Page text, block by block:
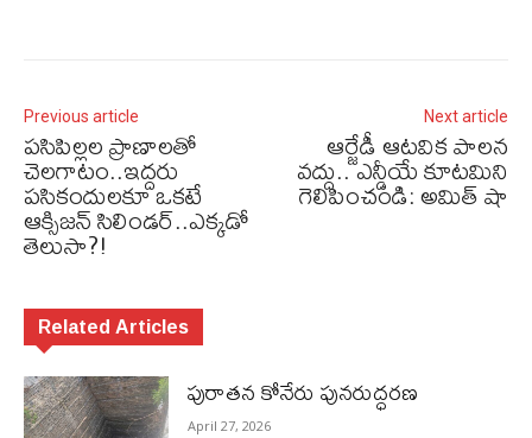
Previous article
పసిపిల్లల ప్రాణాలతో
చెలగాటం..ఇద్దరు
పసికందులకూ ఒకటే
ఆక్సిజన్ సిలిండర్..ఎక్కడో
తెలుసా?!
Next article
ఆర్జేడీ ఆట‌విక పాల‌న
వ‌ద్దు.. ఎన్డీయే కూట‌మిని
గెలిపించండి: అమిత్ షా
Related Articles
పురాత‌న కోనేరు పున‌రుద్ధ‌ర‌ణ
April 27, 2026